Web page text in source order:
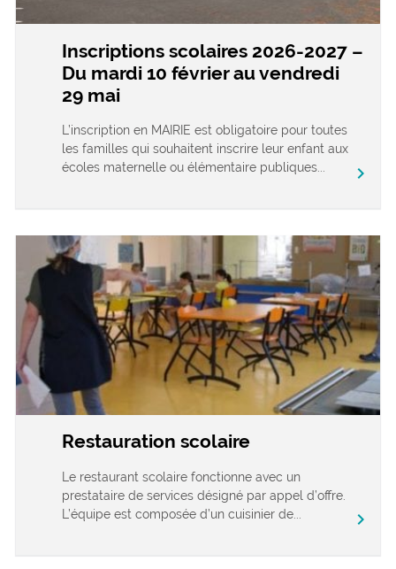
Inscriptions scolaires 2026-2027 –
Du mardi 10 février au vendredi
29 mai
L’inscription en MAIRIE est obligatoire pour toutes
les familles qui souhaitent inscrire leur enfant aux
écoles maternelle ou élémentaire publiques...
chevron_right
Restauration scolaire
Le restaurant scolaire fonctionne avec un
prestataire de services désigné par appel d’offre.
L’équipe est composée d’un cuisinier de...
chevron_right